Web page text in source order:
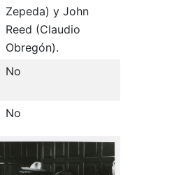
Zepeda) y John
Reed (Claudio
Obregón).
No
No